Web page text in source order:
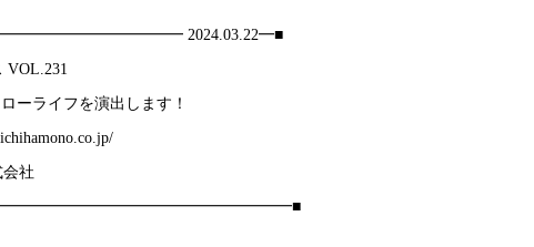
2024.03.22━■
VOL.231
ーライフを演出します！
社